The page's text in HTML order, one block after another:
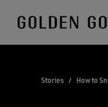
Stories / How to